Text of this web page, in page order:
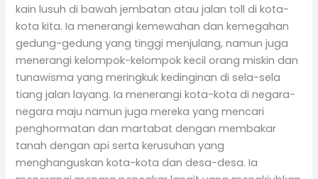
kain lusuh di bawah jembatan atau jalan toll di kota-
kota kita. Ia menerangi kemewahan dan kemegahan
gedung-gedung yang tinggi menjulang, namun juga
menerangi kelompok-kelompok kecil orang miskin dan
tunawisma yang meringkuk kedinginan di sela-sela
tiang jalan layang. Ia menerangi kota-kota di negara-
negara maju namun juga mereka yang mencari
penghormatan dan martabat dengan membakar
tanah dengan api serta kerusuhan yang
menghanguskan kota-kota dan desa-desa. Ia